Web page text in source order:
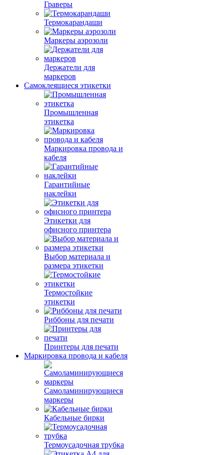
Граверы
Термокарандаши
Маркеры аэрозоли
Держатели для
маркеров
Самоклеящиеся этикетки
Промышленная
этикетка
Маркировка провода и
кабеля
Гарантийные
наклейки
Этикетки для
офисного принтера
Выбор материала и
размера этикетки
Термостойкие
этикетки
Риббоны для печати
Принтеры для печати
Маркировка провода и кабеля
Самоламинирующиеся
маркеры
Кабельные бирки
Термоусадочная трубка